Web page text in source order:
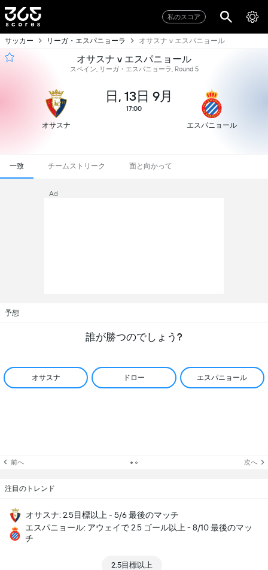
私のスコア
サッカー リーガ・エスパニョーラ オサスナ v エスパニョール
オサスナ v エスパニョール
スペイン, リーガ・エスパニョーラ, Round 5
オサスナ
日, 13日 9月
17:00
エスパニョール
一致 チームストリーク 面と向かって
Ad
予想
誰が勝つのでしょう?
オサスナ ドロー エスパニョール
前へ 次へ
注目のトレンド
オサスナ: 2.5目標以上 - 5/6 最後のマッチ
エスパニョール: アウェイで 2.5 ゴール以上 - 8/10 最後のマッ
チ
2.5目標以上